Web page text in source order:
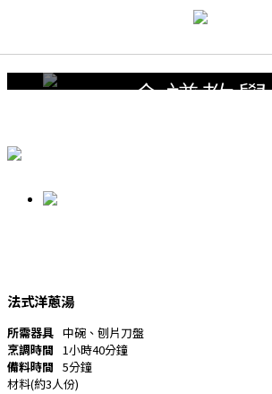
Recipes
食譜教學
法式洋蔥湯
所需器具 中碗、刨片刀盤
烹調時間 1小時40分鐘
備料時間 5分鐘
材料(約3人份)